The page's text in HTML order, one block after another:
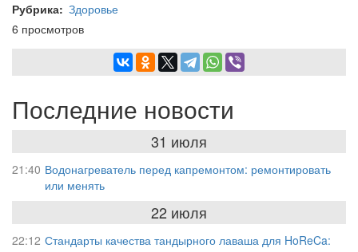
Рубрика Здоровье
6 просмотров
Последние новости
31 июля
21:40 Водонагреватель перед капремонтом: ремонтировать
или менять
22 июля
22:12 Стандарты качества тандырного лаваша для HoReCa: